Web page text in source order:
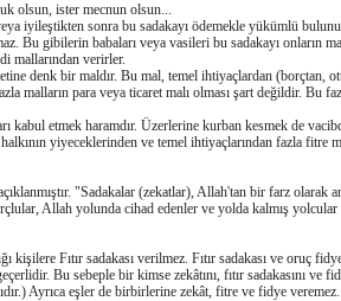
olsun, ister mecnun olsun...
iyileştikten sonra bu sadakayı ödemekle yükümlü
Bu gibilerin babaları veya vasileri bu sadakayı onların
mallarından verirler.
denk bir maldır. Bu mal, temel ihtiyaçlardan (borçtan,
malların para veya ticaret malı olması şart değildir. Bu
kabul etmek haramdır. Üzerlerine kurban kesmek de
yiyeceklerinden ve temel ihtiyaçlarından fazla fitre
"Sadakalar (zekatlar), Allah'tan bir farz olarak
Allah yolunda cihad edenler ve yolda kalmış
Fıtır sadakası verilmez. Fıtır sadakası ve oruç
Bu sebeple bir kimse zekâtını, fıtır sadakasını
Ayrıca eşler de birbirlerine zekât, fitre ve fidye veremez.